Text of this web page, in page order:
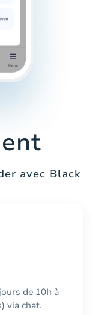
avec Black
de 10h à
via chat.